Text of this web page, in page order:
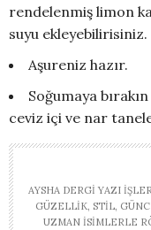
rendelenmiş limon
suyu ekleyebilirisiniz.
Aşureniz hazır.
Soğumaya
ceviz içi ve nar
AYSHA DERGI YAZI
GÜZELLIK, STIL,
UZMAN ISIMLERLE